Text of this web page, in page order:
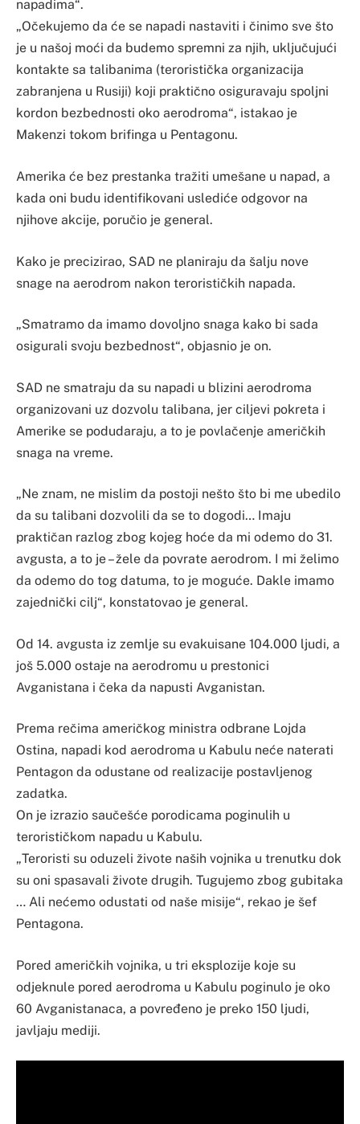
napadima“.
„Očekujemo da će se napadi nastaviti i činimo sve što
je u našoj moći da budemo spremni za njih, uključujući
kontakte sa talibanima (teroristička organizacija
zabranjena u Rusiji) koji praktično osiguravaju spoljni
kordon bezbednosti oko aerodroma“, istakao je
Makenzi tokom brifinga u Pentagonu.
Amerika će bez prestanka tražiti umešane u napad, a
kada oni budu identifikovani uslediće odgovor na
njihove akcije, poručio je general.
Kako je precizirao, SAD ne planiraju da šalju nove
snage na aerodrom nakon terorističkih napada.
„Smatramo da imamo dovoljno snaga kako bi sada
osigurali svoju bezbednost“, objasnio je on.
SAD ne smatraju da su napadi u blizini aerodroma
organizovani uz dozvolu talibana, jer ciljevi pokreta i
Amerike se podudaraju, a to je povlačenje američkih
snaga na vreme.
„Ne znam, ne mislim da postoji nešto što bi me ubedilo
da su talibani dozvolili da se to dogodi… Imaju
praktičan razlog zbog kojeg hoće da mi odemo do 31.
avgusta, a to je – žele da povrate aerodrom. I mi želimo
da odemo do tog datuma, to je moguće. Dakle imamo
zajednički cilj“, konstatovao je general.
Od 14. avgusta iz zemlje su evakuisane 104.000 ljudi, a
još 5.000 ostaje na aerodromu u prestonici
Avganistana i čeka da napusti Avganistan.
Prema rečima američkog ministra odbrane Lojda
Ostina, napadi kod aerodroma u Kabulu neće naterati
Pentagon da odustane od realizacije postavljenog
zadatka.
On je izrazio saučešće porodicama poginulih u
terorističkom napadu u Kabulu.
„Teroristi su oduzeli živote naših vojnika u trenutku dok
su oni spasavali živote drugih. Tugujemo zbog gubitaka
… Ali nećemo odustati od naše misije“, rekao je šef
Pentagona.
Pored američkih vojnika, u tri eksplozije koje su
odjeknule pored aerodroma u Kabulu poginulo je oko
60 Avganistanaca, a povređeno je preko 150 ljudi,
javljaju mediji.